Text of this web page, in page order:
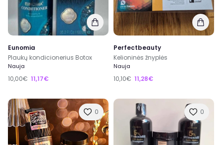
Eunomia
Plaukų kondicionerius Botox
Nauja
10,00€ 11,17€
Perfectbeauty
Kelioninės žnyplės
Nauja
10,10€ 11,28€
0 0